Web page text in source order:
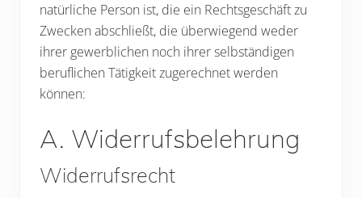
natürliche Person ist, die ein Rechtsgeschäft zu
Zwecken abschließt, die überwiegend weder
ihrer gewerblichen noch ihrer selbständigen
beruflichen Tätigkeit zugerechnet werden
können:
A. Widerrufsbelehrung
Widerrufsrecht